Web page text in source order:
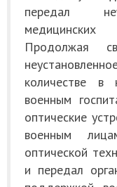
передал
Продолжая
количестве в
военным
оптические
военным
оптической
и передал